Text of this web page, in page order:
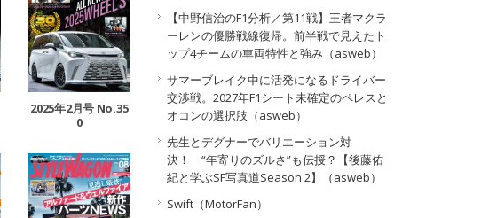
2025年2月号 No.35
0
【中野信治のF1分析／第11戦】王者マクラ
ーレンの優勝戦線復帰。前半戦で見えたト
ップ4チームの車両特性と強み（asweb）
サマーブレイク中に活発になるドライバー
交渉戦。2027年F1シート未確定のペレスと
オコンの選択肢（asweb）
先生とデグナーでバリエーション対
決！ “年寄りのズルさ”も伝授？【後藤佑
紀と学ぶSF写真道Season 2】（asweb）
Swift（MotorFan）